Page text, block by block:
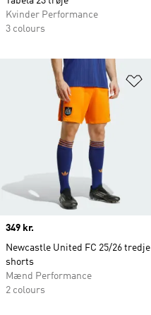
Kvinder Performance
3 colours
Price
349 kr.
Newcastle United FC 25/26 tredje
shorts
Mænd Performance
2 colours